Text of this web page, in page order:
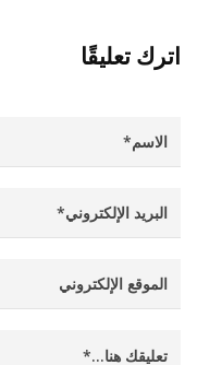
اترك تعليقًا